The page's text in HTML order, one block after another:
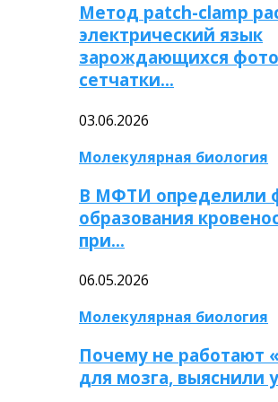
Метод patch-clamp
электрический язык
зарождающихся
сетчатки…
03.06.2026
Молекулярная биология
В МФТИ определили
образования
при…
06.05.2026
Молекулярная биология
Почему не работают
для мозга, выяснили